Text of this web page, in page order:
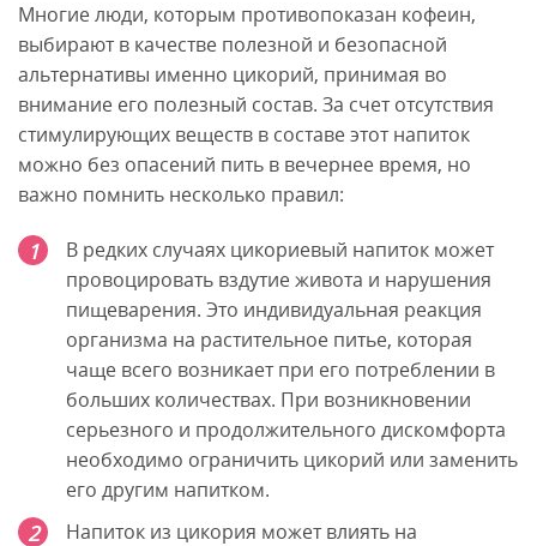
Многие люди, которым противопоказан кофеин,
выбирают в качестве полезной и безопасной
альтернативы именно цикорий, принимая во
внимание его полезный состав. За счет отсутствия
стимулирующих веществ в составе этот напиток
можно без опасений пить в вечернее время, но
важно помнить несколько правил:
В редких случаях цикориевый напиток может
провоцировать вздутие живота и нарушения
пищеварения. Это индивидуальная реакция
организма на растительное питье, которая
чаще всего возникает при его потреблении в
больших количествах. При возникновении
серьезного и продолжительного дискомфорта
необходимо ограничить цикорий или заменить
его другим напитком.
Напиток из цикория может влиять на